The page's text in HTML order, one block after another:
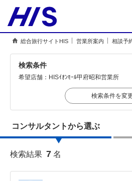
総合旅行サイトHIS 営業所案内 相談予
検索条件
希望店舗： HISｲｵﾝﾓｰﾙ甲府昭和営業所
検索条件を変
コンサルタントから選ぶ
検索結果 7 名